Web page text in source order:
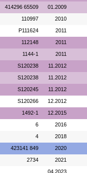
414296 65509 01.2009
110997 2010
P111624 2011
112148 2011
1144-1 2011
S120238 11.2012
S120238 11.2012
S120245 11.2012
S120266 12.2012
1492-1 12.2015
6 2016
4 2018
423141 849 2020
2734 2021
04.2023